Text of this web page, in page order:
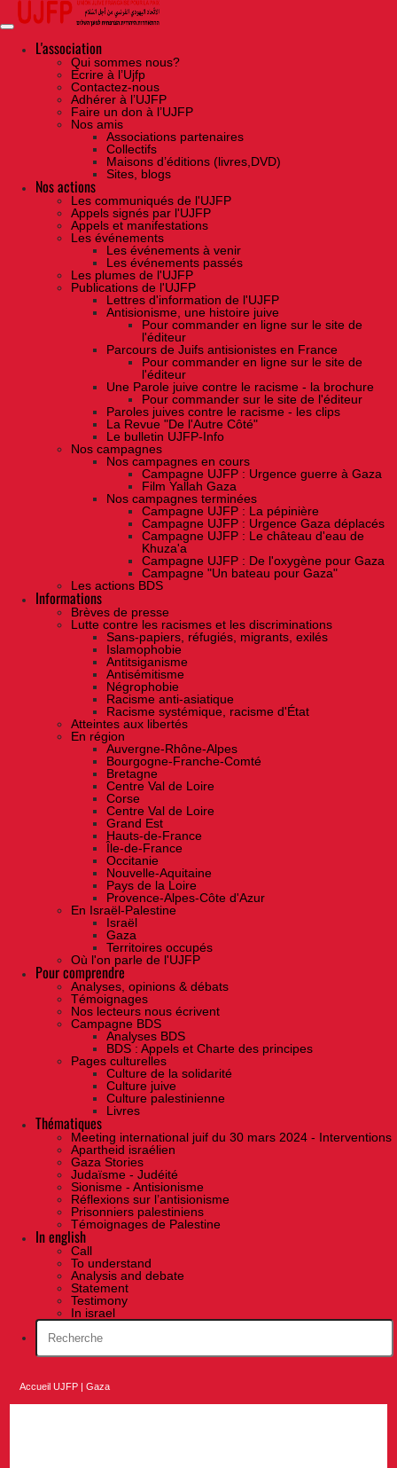
Skip
the
contentL'association
Qui sommes nous?
Ecrire à l’Ujfp
Contactez-nous
Adhérer à l’UJFP
Faire un don à l’UJFP
Nos amis
Associations partenaires
Collectifs
Maisons d’éditions (livres,DVD)
Sites, blogs
Nos actions
Les communiqués de l'UJFP
Appels signés par l'UJFP
Appels et manifestations
Les événements
Les événements à venir
Les événements passés
Les plumes de l'UJFP
Publications de l'UJFP
Lettres d'information de l'UJFP
Antisionisme, une histoire juive
Pour commander en ligne sur le site de
l'éditeur
Parcours de Juifs antisionistes en France
Pour commander en ligne sur le site de
l'éditeur
Une Parole juive contre le racisme - la brochure
Pour commander sur le site de l'éditeur
Paroles juives contre le racisme - les clips
La Revue "De l'Autre Côté"
Le bulletin UJFP-Info
Nos campagnes
Nos campagnes en cours
Campagne UJFP : Urgence guerre à Gaza
Film Yallah Gaza
Nos campagnes terminées
Campagne UJFP : La pépinière
Campagne UJFP : Urgence Gaza déplacés
Campagne UJFP : Le château d'eau de
Khuza'a
Campagne UJFP : De l'oxygène pour Gaza
Campagne "Un bateau pour Gaza"
Les actions BDS
Informations
Brèves de presse
Lutte contre les racismes et les discriminations
Sans-papiers, réfugiés, migrants, exilés
Islamophobie
Antitsiganisme
Antisémitisme
Négrophobie
Racisme anti-asiatique
Racisme systémique, racisme d'État
Atteintes aux libertés
En région
Auvergne-Rhône-Alpes
Bourgogne-Franche-Comté
Bretagne
Centre Val de Loire
Corse
Centre Val de Loire
Grand Est
Hauts-de-France
Île-de-France
Occitanie
Nouvelle-Aquitaine
Pays de la Loire
Provence-Alpes-Côte d'Azur
En Israël-Palestine
Israël
Gaza
Territoires occupés
Où l'on parle de l'UJFP
Pour comprendre
Analyses, opinions & débats
Témoignages
Nos lecteurs nous écrivent
Campagne BDS
Analyses BDS
BDS : Appels et Charte des principes
Pages culturelles
Culture de la solidarité
Culture juive
Culture palestinienne
Livres
Thématiques
Meeting international juif du 30 mars 2024 - Interventions
Apartheid israélien
Gaza Stories
Judaïsme - Judéité
Sionisme - Antisionisme
Réflexions sur l’antisionisme
Prisonniers palestiniens
Témoignages de Palestine
In english
Call
To understand
Analysis and debate
Statement
Testimony
In israel
Accueil UJFP |Gaza